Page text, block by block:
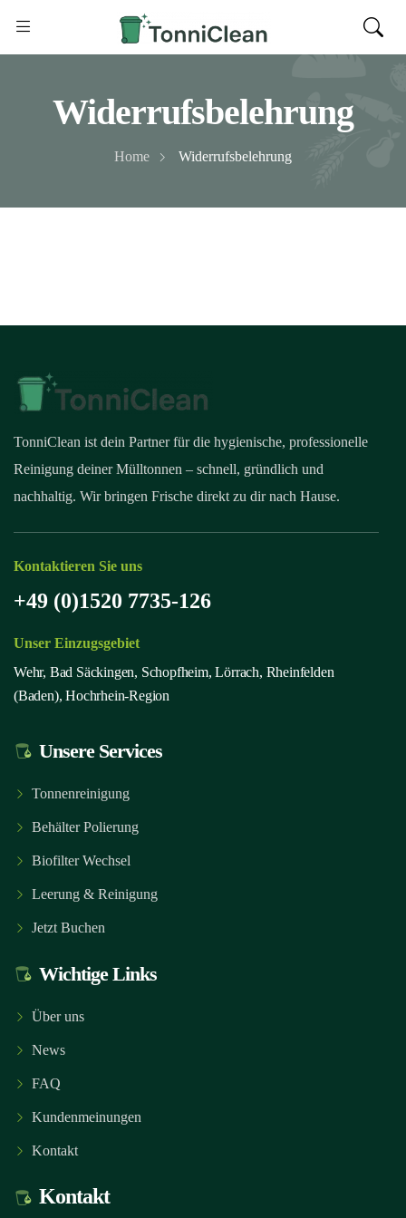
Widerrufsbelehrung
Home Widerrufsbelehrung
TonniClean ist dein Partner für die hygienische, professionelle
Reinigung deiner Mülltonnen – schnell, gründlich und
nachhaltig. Wir bringen Frische direkt zu dir nach Hause.
Kontaktieren Sie uns
+49 (0)1520 7735-126
Unser Einzugsgebiet
Wehr, Bad Säckingen, Schopfheim, Lörrach, Rheinfelden
(Baden), Hochrhein-Region
Unsere Services
Tonnenreinigung
Behälter Polierung
Biofilter Wechsel
Leerung & Reinigung
Jetzt Buchen
Wichtige Links
Über uns
News
FAQ
Kundenmeinungen
Kontakt
Kontakt